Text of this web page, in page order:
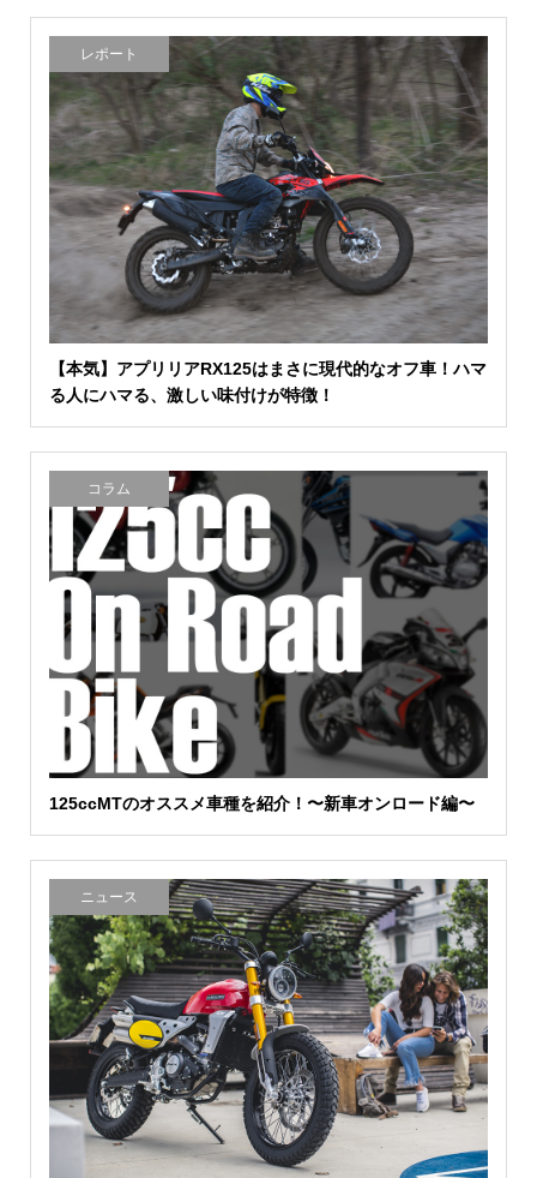
レポート
【本気】アプリリアRX125はまさに現代的なオフ車！ハマ
る人にハマる、激しい味付けが特徴！
コラム
125ccMTのオススメ車種を紹介！〜新車オンロード編〜
ニュース